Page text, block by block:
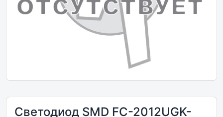
Светодиод SMD FC-2012UGK-